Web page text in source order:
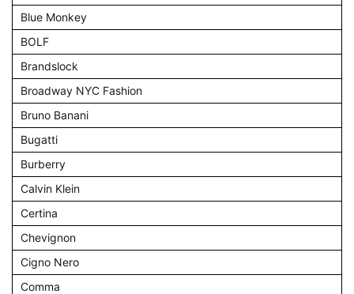
Blue Monkey
BOLF
Brandslock
Broadway NYC Fashion
Bruno Banani
Bugatti
Burberry
Calvin Klein
Certina
Chevignon
Cigno Nero
Comma